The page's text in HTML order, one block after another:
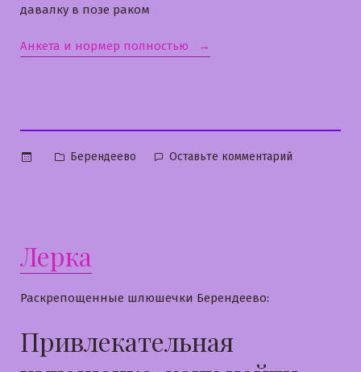
давалку в позе раком
Анкета и нормер полностью «Анечка»
Опубликовано
Берендеево Оставьте комментарий
Лерка
Раскрепощенные шлюшечки Берендеево:
Привлекательная